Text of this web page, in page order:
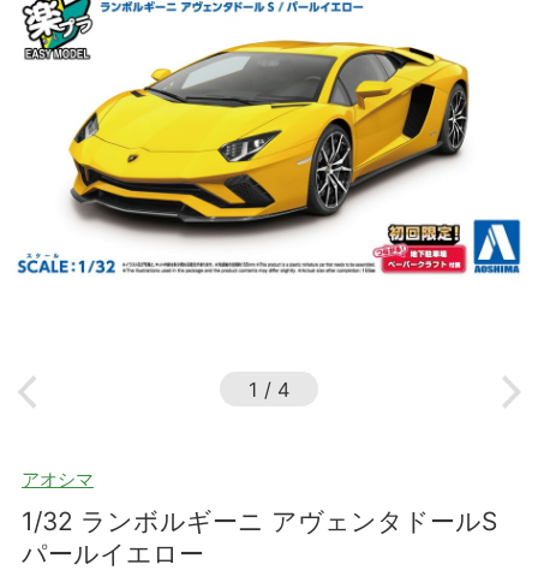
1 / 4
アオシマ
1/32 ランボルギーニ アヴェンタドールS
パールイエロー